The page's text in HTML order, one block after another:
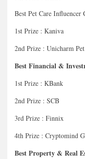
Best Pet Care Influencer
1st Prize : Kaniva
2nd Prize : Unicharm Pet
Best Financial &
1st Prize : KBank
2nd Prize : SCB
3rd Prize : Finnix
4th Prize : Cryptomind
Best Property & Real